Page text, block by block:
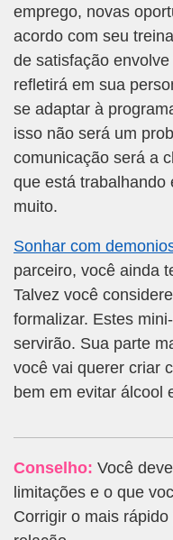
emprego, novas
acordo com seu
de satisfação
refletirá em sua
se adaptar à
isso não será um
comunicação será a
que está trabalhando
muito.
Sonhar com
parceiro, você ainda
Talvez você
formalizar. Estes
servirão. Sua parte
você vai querer criar
bem em evitar álcool
Conselho: Você
limitações e o que
Corrigir o mais